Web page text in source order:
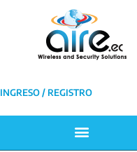
INGRESO / REGISTRO